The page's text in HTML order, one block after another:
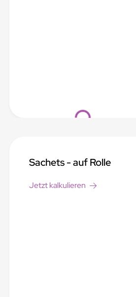
Loading...
Sachets - auf Rolle
Jetzt kalkulieren